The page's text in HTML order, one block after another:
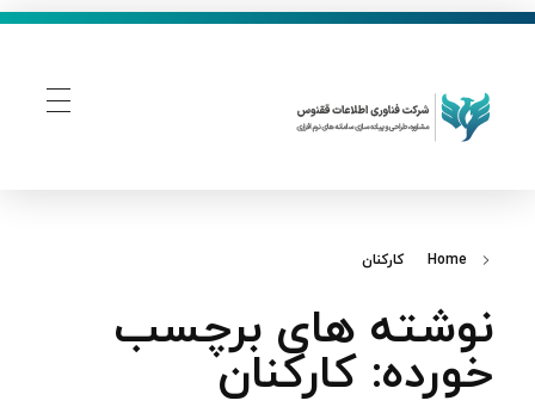
Home کارکنان
نوشته های برچسب
خورده: کارکنان